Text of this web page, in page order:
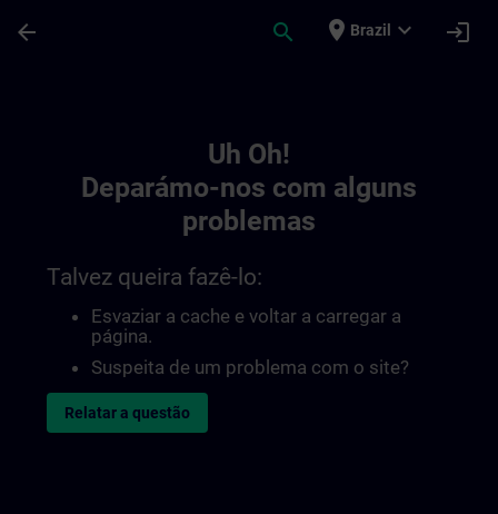
arrow_back search place Brazil expand_more login
Uh Oh!
Deparámo-nos com alguns
problemas
Talvez queira fazê-lo:
Esvaziar a cache e voltar a carregar a
página.
Suspeita de um problema com o site?
Relatar a questão